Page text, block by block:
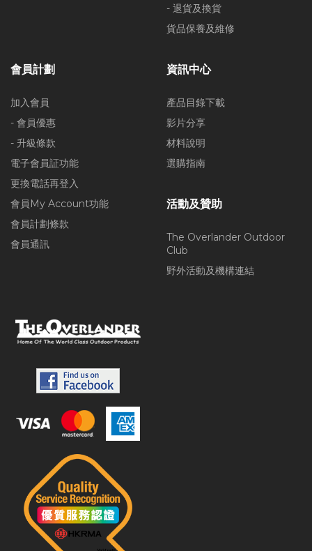
- 退貨及換貨
貨品保養及維修
會員計劃
加入會員
- 會員優惠
- 升級條款
電子會員証功能
更換電話再登入
會員My Account功能
會員計劃條款
會員通訊
資訊中心
產品目錄下載
影片分享
材料說明
選購指南
活動及贊助
The Overlander Outdoor
Club
野外活動及機構連結